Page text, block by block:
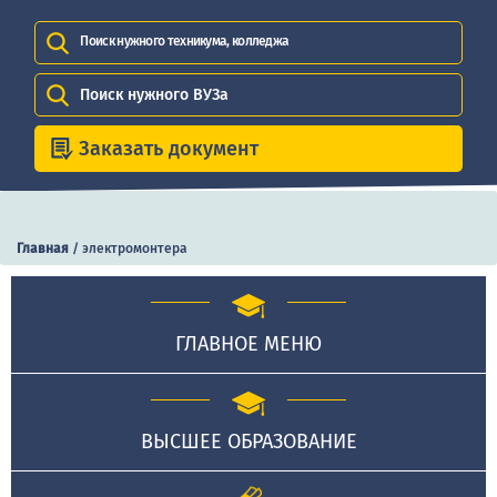
Поиск нужного техникума, колледжа
Поиск нужного ВУЗа
Заказать документ
Главная / электромонтера
ГЛАВНОЕ МЕНЮ
ВЫСШЕЕ ОБРАЗОВАНИЕ